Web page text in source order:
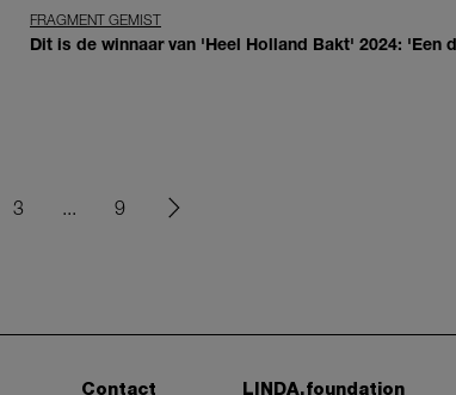
FRAGMENT GEMIST
Dit is de winnaar van 'Heel Holland Bakt' 2024: 'Een
3 ... 9
Contact LINDA.foundation